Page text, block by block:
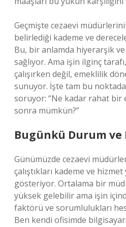
Geçmişte cezaevi
belirlediği kademe ve
Bu, bir anlamda hiyerarşik
sağlıyor. Ama işin ilginç
çalışırken değil, emeklilik
sunuyor. İşte tam bu
soruyor: “Ne kadar rahat bir
sonra mümkün?”
Bugünkü Durum ve
Günümüzde cezaevi
çalıştıkları kademe ve
gösteriyor. Ortalama bir
yüksek gelebilir ama işin
faktörü ve sorumlulukları
Ben kendi ofisimde